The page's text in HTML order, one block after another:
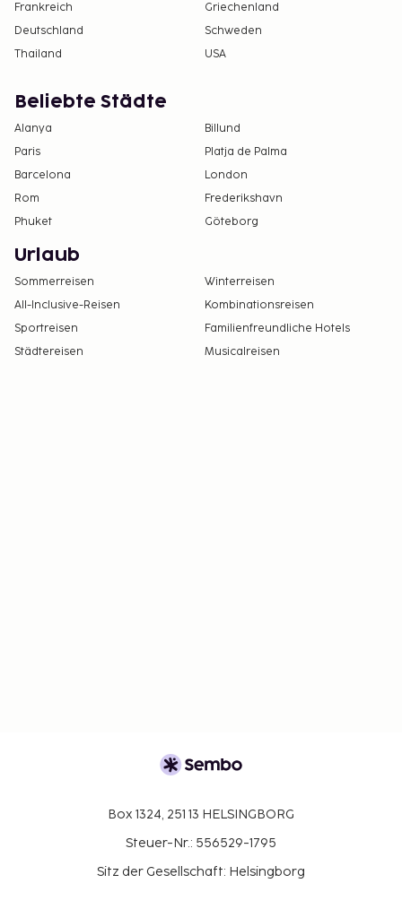
Frankreich
Griechenland
Deutschland
Schweden
Thailand
USA
Beliebte Städte
Alanya
Billund
Paris
Platja de Palma
Barcelona
London
Rom
Frederikshavn
Phuket
Göteborg
Urlaub
Sommerreisen
Winterreisen
All-Inclusive-Reisen
Kombinationsreisen
Sportreisen
Familienfreundliche Hotels
Städtereisen
Musicalreisen
Box 1324, 251 13 HELSINGBORG
Steuer-Nr.: 556529-1795
Sitz der Gesellschaft: Helsingborg